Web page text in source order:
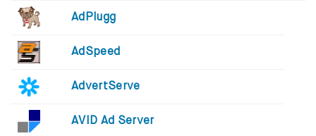
AdPlugg
AdSpeed
AdvertServe
AVID Ad Server